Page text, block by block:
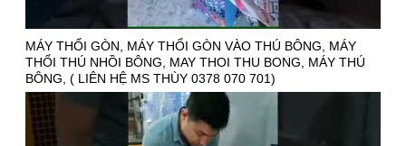
MÁY THỔI GÒN, MÁY THỔI GÒN VÀO THÚ BÔNG, MÁY
THỔI THÚ NHỒI BÔNG, MAY THOI THU BONG, MÁY THÚ
BÔNG, ( LIÊN HỆ MS THÙY 0378 070 701)